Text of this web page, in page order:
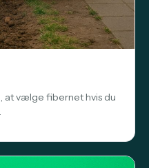
at vælge fibernet hvis du